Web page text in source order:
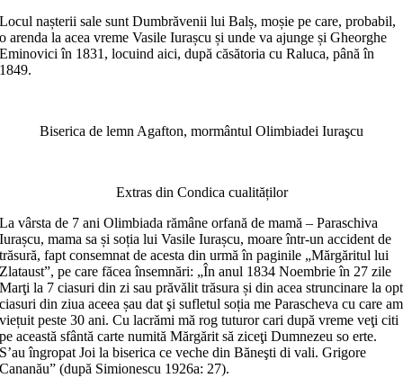
Locul nașterii sale sunt Dumbrăvenii lui Balș, moșie pe care, probabil,
o arenda la acea vreme Vasile Iurașcu și unde va ajunge și Gheorghe
Eminovici în 1831, locuind aici, după căsătoria cu Raluca, până în
1849.
Biserica de lemn Agafton, mormântul Olimbiadei Iuraşcu
Extras din Condica cualităților
La vârsta de 7 ani Olimbiada rămâne orfană de mamă – Paraschiva
Iurașcu, mama sa și soția lui Vasile Iurașcu, moare într-un accident de
trăsură, fapt consemnat de acesta din urmă în paginile „Mărgăritul lui
Zlataust”, pe care făcea însemnări: „În anul 1834 Noembrie în 27 zile
Marţi la 7 ciasuri din zi sau prăvălit trăsura și din acea struncinare la opt
ciasuri din ziua aceea șau dat şi sufletul soția me Parascheva cu care am
viețuit peste 30 ani. Cu lacrămi mă rog tuturor cari după vreme veţi citi
pe această sfântă carte numită Mărgărit să ziceţi Dumnezeu so erte.
S’au îngropat Joi la biserica ce veche din Băneşti di vali. Grigore
Cananău” (după Simionescu 1926a: 27).